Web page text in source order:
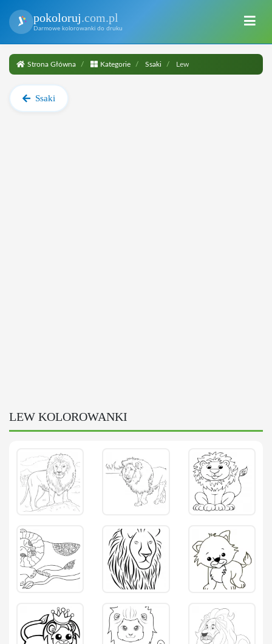
pokoloruj.com.pl
Darmowe kolorowanki do druku
Strona Główna Kategorie Ssaki Lew
Ssaki
LEW KOLOROWANKI